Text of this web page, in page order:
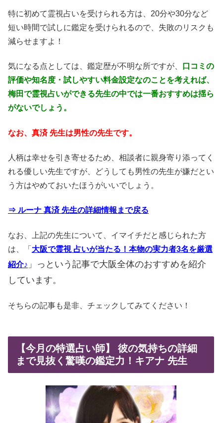
特に初めて霊視占いを受けられる方は、20分や30分など
短い時間で試しに鑑定を受けられるので、失敗のリスクも
減らせますよ！
気になる点としては、鑑定歴が不明な所ですが、
口コミの
評価や知名度・試しやすい料金設定なのことを考えれば、
梅田で霊視占いができる先生の中では一番おすすめは揺ら
がないでしょう。
なお、真済 先生は男性の先生です。
人柄は幸せを引き寄せるため、相談者に親身寄り添ってく
れる優しい先生ですが、どうしても男性の先生が嫌だとい
う方はやめておいたほうがいいでしょう。
⇒ ルーナ 真済 先生の詳細情報まで戻る
なお、上記の先生について、イマイチだと感じられた方
は、「 大阪で霊視 占いが当たる！本物の実力者3名を厳選
紹介♪ 」っという記事で大阪全体のおすすめを紹介
しています。
そちらの記事も是非、チェックしてみてください！
【今月の特選占い師】 彼の気持ちの詳細
まで見抜く驚嘆の鑑定力！キアナ 先生